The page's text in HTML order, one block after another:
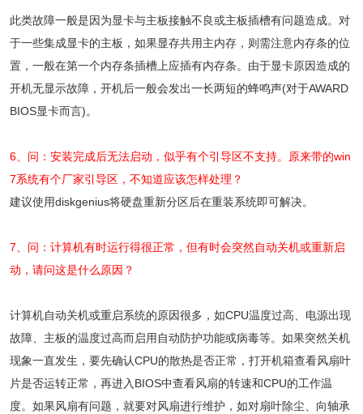
此类故障一般是因为显卡与主板接触不良或主板插槽有问题造成。对
于一些集成显卡的主板，如果显存共用主内存，则需注意内存条的位
置，一般在第一个内存条插槽上应插有内存条。由于显卡原因造成的
开机无显示故障，开机后一般会发出一长两短的蜂鸣声(对于AWARD
BIOS显卡而言)。
6、问：安装完成后无法启动，似乎有个引导区不支持。原来带的win
7系统有个厂家引导区，不知道应该怎样处理？
建议使用diskgenius将硬盘重新分区后在重装系统即可解决。
7、问：计算机有时运行得很正常，但有时会突然自动关机或重新启
动，请问这是什么原因？
计算机自动关机或重启系统的原因很多，如CPU温度过高、电源出现
故障、主板的温度过高而启用自动防护功能或病毒等。如果突然关机
现象一直发生，要先确认CPU的散热是否正常，打开机箱查看风扇叶
片是否运转正常，再进入BIOS中查看风扇的转速和CPU的工作温
度。如果风扇有问题，就要对风扇进行维护，如对扇叶除尘、向轴承